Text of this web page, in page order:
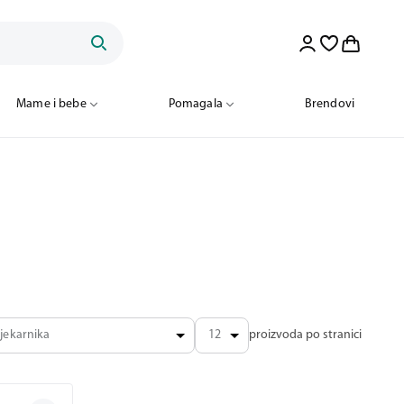
Mame i bebe Pomagala Brendovi
Mame i bebe Pomagala Brendovi
12 proizvoda po stranici